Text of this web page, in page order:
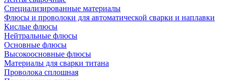
Специализированные материалы
Флюсы и проволоки для автоматической сварки и наплавки
Кислые флюсы
Нейтральные флюсы
Основные флюсы
Высокоосновные флюсы
Материалы для сварки титана
Проволока сплошная